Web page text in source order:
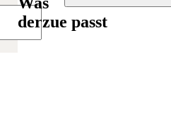
derzue passt